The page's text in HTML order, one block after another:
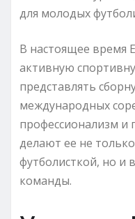
для молодых
В настоящее время
активную
представлять
международных
профессионализм и
делают ее не
футболисткой, но и
команды.